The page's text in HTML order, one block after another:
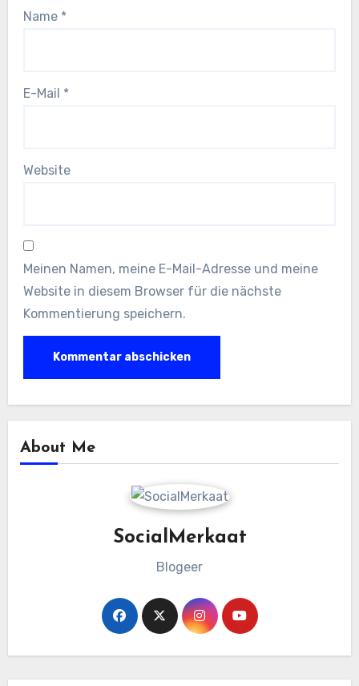
Name *
E-Mail *
Website
Meinen Namen, meine E-Mail-Adresse und meine
Website in diesem Browser für die nächste
Kommentierung speichern.
About Me
SocialMerkaat
Blogeer